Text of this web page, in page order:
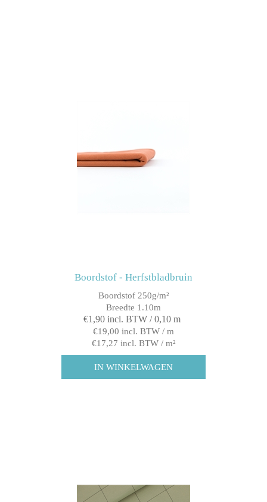
Boordstof - Herfstbladbruin
Boordstof 250g/m²
Breedte 1.10m
€1,90 incl. BTW / 0,10 m
€19,00 incl. BTW / m
€17,27 incl. BTW / m²